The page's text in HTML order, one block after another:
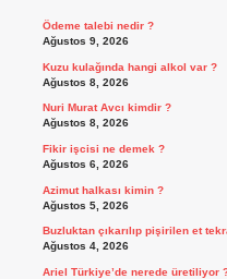
Ödeme talebi nedir ?
Ağustos 9, 2026
Kuzu kulağında hangi alkol var ?
Ağustos 8, 2026
Nuri Murat Avcı kimdir ?
Ağustos 8, 2026
Fikir işcisi ne demek ?
Ağustos 6, 2026
Azimut halkası kimin ?
Ağustos 5, 2026
Buzluktan çıkarılıp pişirilen et
Ağustos 4, 2026
Ariel Türkiye’de nerede üretiliyor